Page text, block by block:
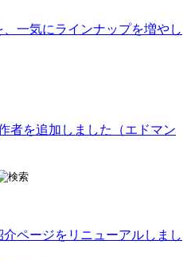
一気にラインナップを増やし
者を追加しました（エドマン
ページをリニューアルしまし